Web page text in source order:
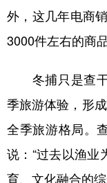
外，这几年电商
3000件左右的商
冬捕只是查干
季旅游体验，形
全季旅游格局。
说：“过去以渔业
育、文化融合的